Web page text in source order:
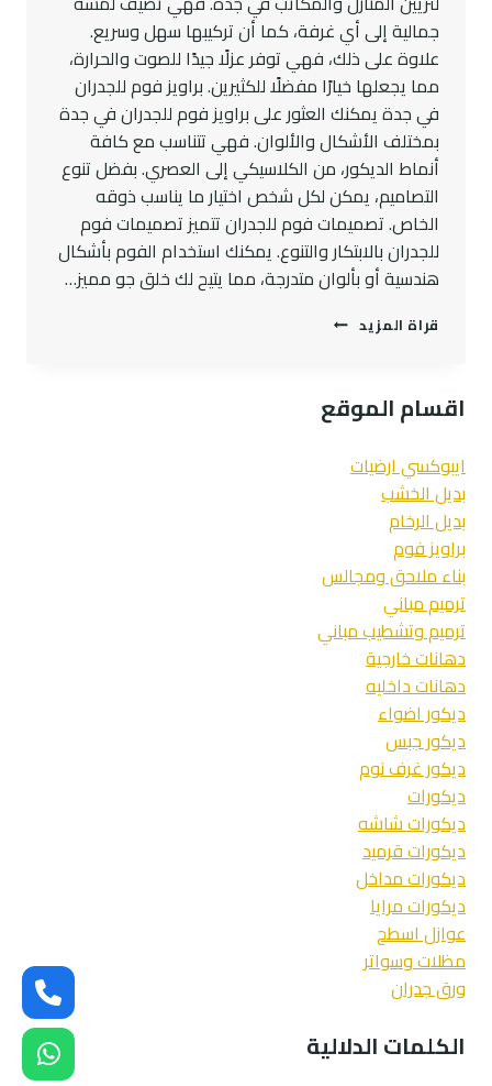
جمالية إلى أي غرفة، كما أن تركيبها سهل وسريع.
علاوة على ذلك، فهي توفر عزلًا جيدًا للصوت والحرارة،
مما يجعلها خيارًا مفضلًا للكثيرين. براويز فوم للجدران
في جدة يمكنك العثور على براويز فوم للجدران في جدة
بمختلف الأشكال والألوان. فهي تتناسب مع كافة
أنماط الديكور، من الكلاسيكي إلى العصري. بفضل تنوع
التصاميم، يمكن لكل شخص اختيار ما يناسب ذوقه
الخاص. تصميمات فوم للجدران تتميز تصميمات فوم
للجدران بالابتكار والتنوع. يمكنك استخدام الفوم بأشكال
هندسية أو بألوان متدرجة، مما يتيح لك خلق جو مميز…
قراة المزيد شرائح
صور
براويز
في
اقسام الموقع
ايبوكسي ارضيات
بديل الخشب
بديل الرخام
براويز فوم
بناء ملاحق ومجالس
ترميم مباني
ترميم وتشطيب مباني
دهانات خارجية
دهانات داخليه
ديكور اضواء
ديكور جبس
ديكور غرف نوم
ديكورات
ديكورات شاشه
ديكورات قرميد
ديكورات مداخل
ديكورات مرايا
عوازل اسطح
مظلات وسواتر
ورق جدران
الكلمات الدلالية